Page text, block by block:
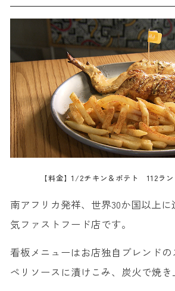
【料金】1/2チキン＆ポテト 112ラン
南アフリカ発祥、世界30か国以上
気ファストフード店です。
看板メニューはお店独自ブレンドの
ペリソースに漬けこみ、炭火で焼き